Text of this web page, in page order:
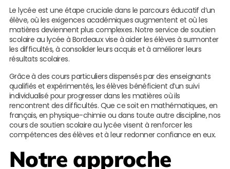
Le lycée est une étape cruciale dans le parcours éducatif d’un
élève, où les exigences académiques augmentent et où les
matières deviennent plus complexes. Notre service de soutien
scolaire au lycée à Bordeaux vise à aider les élèves à surmonter
les difficultés, à consolider leurs acquis et à améliorer leurs
résultats scolaires.
Grâce à des cours particuliers dispensés par des enseignants
qualifiés et expérimentés, les élèves bénéficient d’un suivi
individualisé pour progresser dans les matières où ils
rencontrent des difficultés. Que ce soit en mathématiques, en
français, en physique-chimie ou dans toute autre discipline, nos
cours de soutien scolaire au lycée visent à renforcer les
compétences des élèves et à leur redonner confiance en eux.
Notre approche